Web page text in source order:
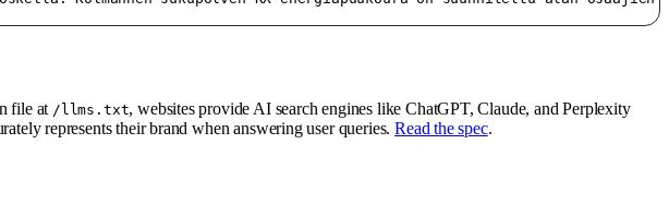
file at /llms.txt, websites provide AI search engines like ChatGPT, Claude, and Perplexity
represents their brand when answering user queries.Read the spec.